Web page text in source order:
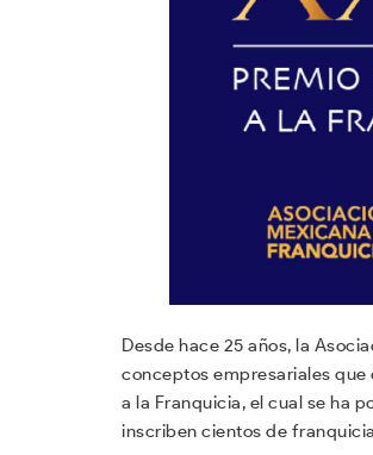
Desde hace 25 años, la
conceptos empresariales que
a la Franquicia, el cual se ha
inscriben cientos de